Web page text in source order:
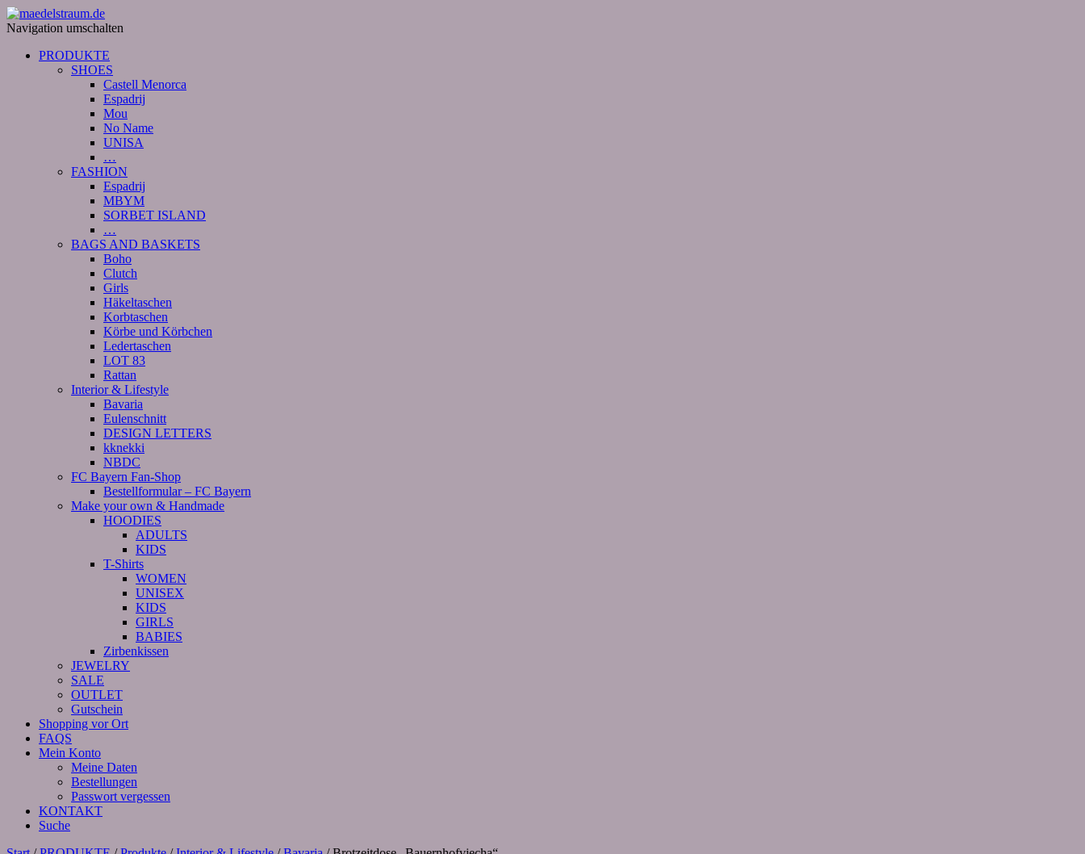
Navigation umschalten
PRODUKTE
SHOES
Castell Menorca
Espadrij
Mou
No Name
UNISA
…
FASHION
Espadrij
MBYM
SORBET ISLAND
…
BAGS AND BASKETS
Boho
Clutch
Girls
Häkeltaschen
Korbtaschen
Körbe und Körbchen
Ledertaschen
LOT 83
Rattan
Interior & Lifestyle
Bavaria
Eulenschnitt
DESIGN LETTERS
kknekki
NBDC
FC Bayern Fan-Shop
Bestellformular – FC Bayern
Make your own & Handmade
HOODIES
ADULTS
KIDS
T-Shirts
WOMEN
UNISEX
KIDS
GIRLS
BABIES
Zirbenkissen
JEWELRY
SALE
OUTLET
Gutschein
Shopping vor Ort
FAQS
Mein Konto
Meine Daten
Bestellungen
Passwort vergessen
KONTAKT
Suche